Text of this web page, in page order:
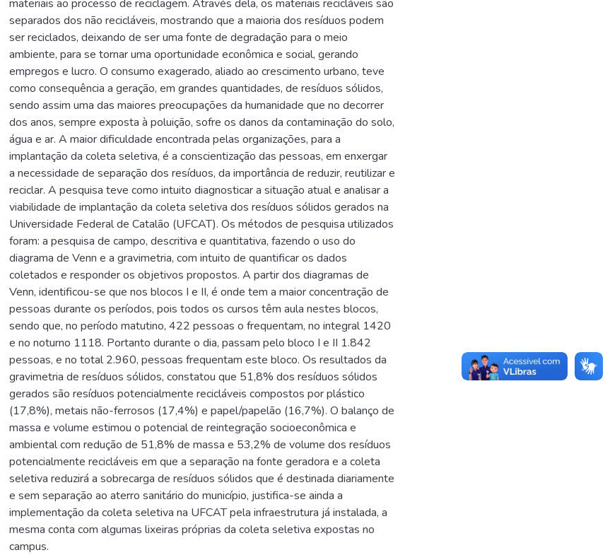
materiais ao processo de reciclagem. Através dela, os materiais recicláveis são
separados dos não recicláveis, mostrando que a maioria dos resíduos podem
ser reciclados, deixando de ser uma fonte de degradação para o meio
ambiente, para se tornar uma oportunidade econômica e social, gerando
empregos e lucro. O consumo exagerado, aliado ao crescimento urbano, teve
como consequência a geração, em grandes quantidades, de resíduos sólidos,
sendo assim uma das maiores preocupações da humanidade que no decorrer
dos anos, sempre exposta à poluição, sofre os danos da contaminação do solo,
água e ar. A maior dificuldade encontrada pelas organizações, para a
implantação da coleta seletiva, é a conscientização das pessoas, em enxergar
a necessidade de separação dos resíduos, da importância de reduzir, reutilizar e
reciclar. A pesquisa teve como intuito diagnosticar a situação atual e analisar a
viabilidade de implantação da coleta seletiva dos resíduos sólidos gerados na
Universidade Federal de Catalão (UFCAT). Os métodos de pesquisa utilizados
foram: a pesquisa de campo, descritiva e quantitativa, fazendo o uso do
diagrama de Venn e a gravimetria, com intuito de quantificar os dados
coletados e responder os objetivos propostos. A partir dos diagramas de
Venn, identificou-se que nos blocos I e II, é onde tem a maior concentração de
pessoas durante os períodos, pois todos os cursos têm aula nestes blocos,
sendo que, no período matutino, 422 pessoas o frequentam, no integral 1420
e no noturno 1118. Portanto durante o dia, passam pelo bloco I e II 1.842
pessoas, e no total 2.960, pessoas frequentam este bloco. Os resultados da
gravimetria de resíduos sólidos, constatou que 51,8% dos resíduos sólidos
gerados são resíduos potencialmente recicláveis compostos por plástico
(17,8%), metais não-ferrosos (17,4%) e papel/papelão (16,7%). O balanço de
massa e volume estimou o potencial de reintegração socioeconômica e
ambiental com redução de 51,8% de massa e 53,2% de volume dos resíduos
potencialmente recicláveis em que a separação na fonte geradora e a coleta
seletiva reduzirá a sobrecarga de resíduos sólidos que é destinada diariamente
e sem separação ao aterro sanitário do município, justifica-se ainda a
implementação da coleta seletiva na UFCAT pela infraestrutura já instalada, a
mesma conta com algumas lixeiras próprias da coleta seletiva expostas no
campus.